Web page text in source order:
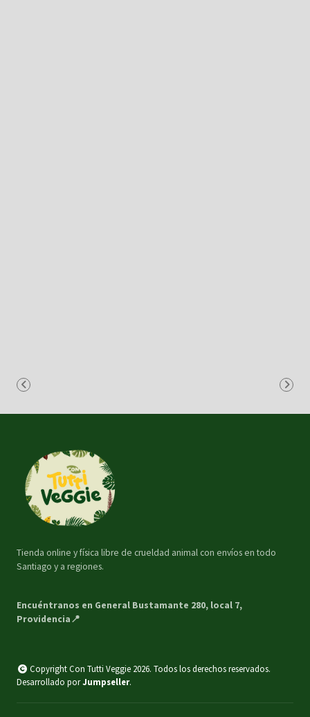
Tienda online y física libre de crueldad animal con envíos en todo
Santiago y a regiones.
Encuéntranos en General Bustamante 280, local 7,
Providencia📍
Copyright Con Tutti Veggie 2026. Todos los derechos reservados.
Desarrollado porJumpseller.